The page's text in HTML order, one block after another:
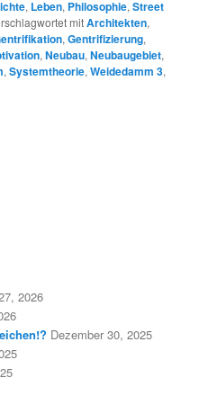
, Leben, Philosophie,Street
mitArchitekten,
,Gentrifizierung,
,Neubau,Neubaugebiet,
,Systemtheorie,Weidedamm 3,
2026
Dezember 30, 2025